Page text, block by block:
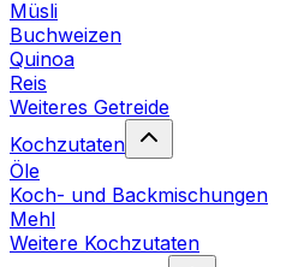
Müsli
Buchweizen
Quinoa
Reis
Weiteres Getreide
Kochzutaten
Öle
Koch- und Backmischungen
Mehl
Weitere Kochzutaten